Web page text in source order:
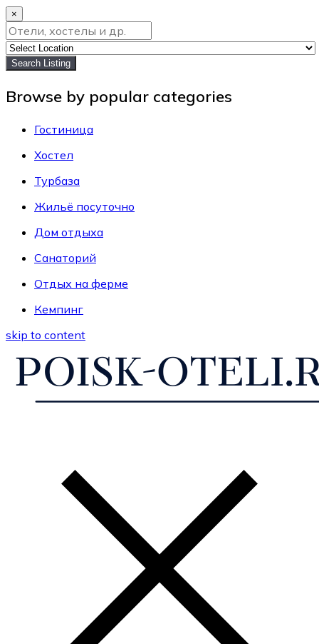
×
Search Listing
Browse by popular categories
Гостиница
Хостел
Турбаза
Жильё посуточно
Дом отдыха
Санаторий
Отдых на ферме
Кемпинг
skip to content